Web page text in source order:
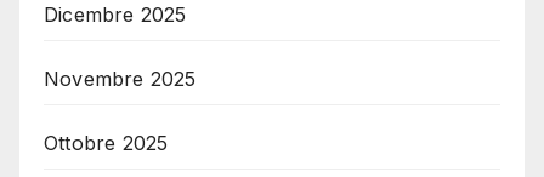
Dicembre 2025
Novembre 2025
Ottobre 2025